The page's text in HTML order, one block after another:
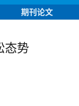
期刊论文
态势